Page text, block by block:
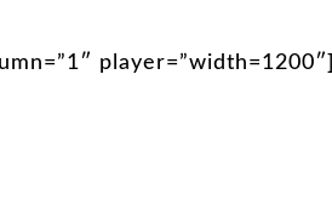
player=”width=1200″]